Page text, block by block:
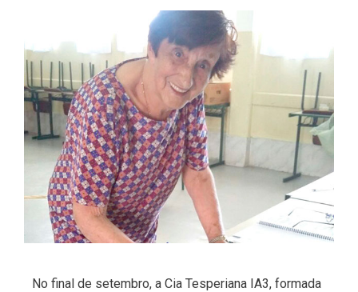
No final de setembro, a Cia Tesperiana IA3, formada